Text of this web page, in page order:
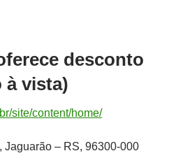
desconto
à vista)
site/content/home/
Jaguarão – RS, 96300-000